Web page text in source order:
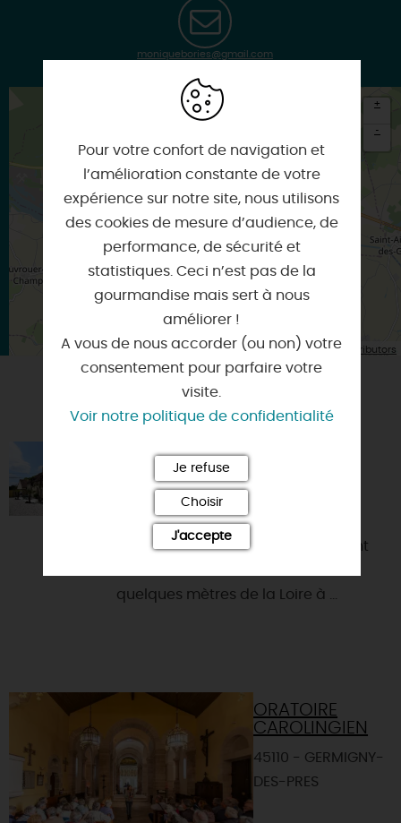
moniquebories@gmail.com
Itinéraire vers
+
-
Leaflet| Map data ©OpenStreetMap contributors
VOUS AIMEREZ AUSSI
GÎTE LES 5M
45730 - SAINT-BENOIT-SUR-LOIRE
Venez vous ressourcer dans cet
ancien corps de ferme entièrement
quelques mètres de la Loire à ...
ORATOIRE
CAROLINGIEN
45110 - GERMIGNY-
DES-PRES
Pour votre confort de navigation et
l’amélioration constante de votre
expérience sur notre site, nous utilisons
des cookies de mesure d’audience, de
performance, de sécurité et
statistiques. Ceci n’est pas de la
gourmandise mais sert à nous
améliorer !
A vous de nous accorder (ou non) votre
consentement pour parfaire votre
visite.
Voir notre politique de confidentialité
Je refuse
Choisir
J'accepte